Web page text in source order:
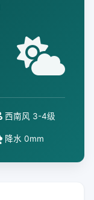
西南风 3-4级
降水 0mm